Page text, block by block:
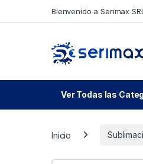
Bienvenido a Serimax SRL
Ver Todas las
Inicio